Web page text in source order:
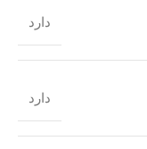
دارد
دارد